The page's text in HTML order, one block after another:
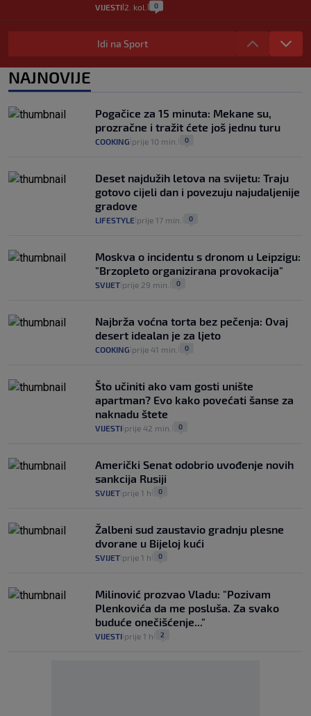
VIJESTI 2. kol. 0
Izračunali smo koliko košta putovanje
automobilom na Hvar iz Zagreba, a
14
zdravstvenu iskaznicu". Kakva su prava
pacijenata izvan mjesta prebivališta?
VIJESTI
Idi na Sport
NAJNOVIJE
Pogačice za 15 minuta: Mekane su,
prozračne i tražit ćete još jednu turu
COOKING prije 10 min. 0
Deset najdužih letova na svijetu: Traju
gotovo cijeli dan i povezuju najudaljenije
gradove
LIFESTYLE prije 17 min. 0
Moskva o incidentu s dronom u Leipzigu:
"Brzopleto organizirana provokacija"
SVIJET prije 29 min. 0
Najbrža voćna torta bez pečenja: Ovaj
desert idealan je za ljeto
COOKING prije 41 min. 0
Što učiniti ako vam gosti unište
apartman? Evo kako povećati šanse za
naknadu štete
VIJESTI prije 42 min. 0
Američki Senat odobrio uvođenje novih
sankcija Rusiji
SVIJET prije 1 h 0
Žalbeni sud zaustavio gradnju plesne
dvorane u Bijeloj kući
SVIJET prije 1 h 0
Milinović prozvao Vladu: "Pozivam
Plenkovića da me posluša. Za svako
buduće onečišćenje..."
VIJESTI prije 1 h 2